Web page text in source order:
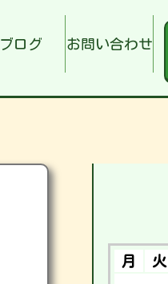
ブログ お問い合わせ
月 火